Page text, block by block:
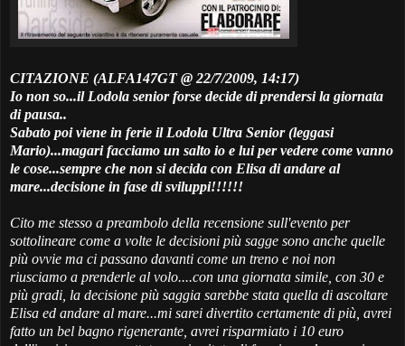
CITAZIONE (ALFA147GT @ 22/7/2009, 14:17)
Io non so...il Lodola senior forse decide di prendersi la giornata
di pausa..
Sabato poi viene in ferie il Lodola Ultra Senior (leggasi
Mario)...magari facciamo un salto io e lui per vedere come vanno
le cose...sempre che non si decida con Elisa di andare al
mare...decisione in fase di sviluppi!!!!!!
Cito me stesso a preambolo della recensione sull'evento per
sottolineare come a volte le decisioni più sagge sono anche quelle
più ovvie ma ci passano davanti come un treno e noi non
riusciamo a prenderle al volo....con una giornata simile, con 30 e
più gradi, la decisione più saggia sarebbe stata quella di ascoltare
Elisa ed andare al mare...mi sarei divertito certamente di più, avrei
fatto un bel bagno rigenerante, avrei risparmiato i 10 euro